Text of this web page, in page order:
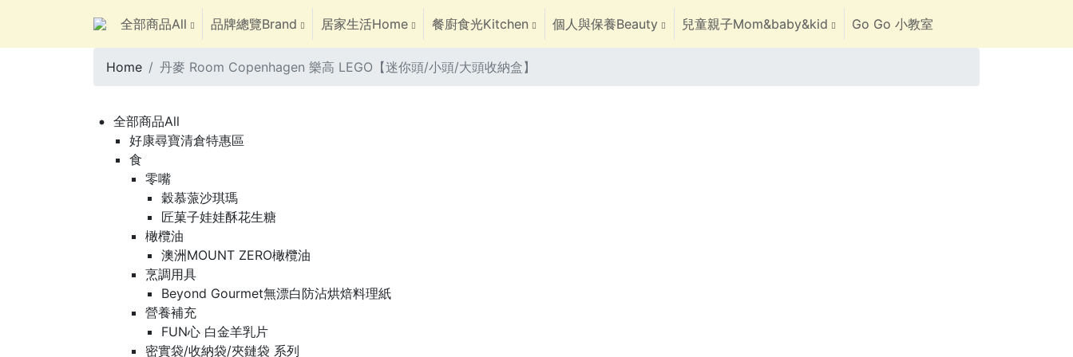
全部商品All 品牌總覽Brand 居家生活Home 餐廚食光Kitchen 個人與保養Beauty 兒童親子Mom&baby&kid Go Go 小教室
Home 丹麥 Room Copenhagen 樂高 LEGO【迷你頭/小頭/大頭收納盒】
全部商品All
好康尋寶清倉特惠區
食
零嘴
穀慕蒎沙琪瑪
匠菓子娃娃酥花生糖
橄欖油
澳洲MOUNT ZERO橄欖油
烹調用具
Beyond Gourmet無漂白防沾烘焙料理紙
營養補充
FUN心 白金羊乳片
密實袋/收納袋/夾鏈袋 系列